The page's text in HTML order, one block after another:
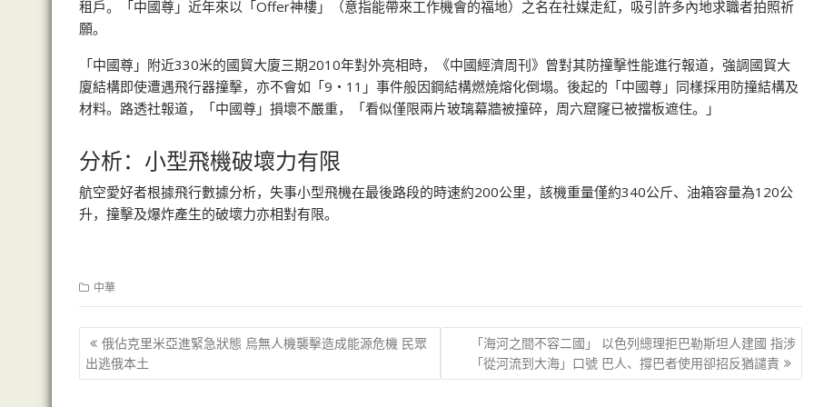
租戶。「中國尊」近年來以「Offer神樓」（意指能帶來工作機會的福地）之名在社媒走紅，吸引許多內地求職者拍照祈
願。
「中國尊」附近330米的國貿大廈三期2010年對外亮相時，《中國經濟周刊》曾對其防撞擊性能進行報道，強調國貿大
廈結構即使遭遇飛行器撞擊，亦不會如「9‧11」事件般因鋼結構燃燒熔化倒塌。後起的「中國尊」同樣採用防撞結構及
材料。路透社報道，「中國尊」損壞不嚴重，「看似僅限兩片玻璃幕牆被撞碎，周六窟窿已被擋板遮住。」
分析：小型飛機破壞力有限
航空愛好者根據飛行數據分析，失事小型飛機在最後路段的時速約200公里，該機重量僅約340公斤、油箱容量為120公
升，撞擊及爆炸產生的破壞力亦相對有限。
中華
文
章
俄佔克里米亞進緊急狀態 烏無人機襲擊造成能源危機 民眾
出逃俄本土
「海河之間不容二國」 以色列總理拒巴勒斯坦人建國 指涉
「從河流到大海」口號 巴人、撐巴者使用卻招反猶譴責